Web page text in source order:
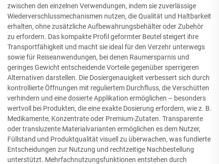
zwischen den einzelnen Verwendungen, indem sie zuverlässige
Wiederverschlussmechanismen nutzen, die Qualität und Haltbarkeit
erhalten, ohne zusätzliche Aufbewahrungsbehälter oder Zubehör
zu erfordern. Das kompakte Profil geformter Beutel steigert ihre
Transportfähigkeit und macht sie ideal für den Verzehr unterwegs
sowie für Reiseanwendungen, bei denen Raumersparnis und
geringes Gewicht entscheidende Vorteile gegenüber sperrigeren
Alternativen darstellen. Die Dosiergenauigkeit verbessert sich durch
kontrollierte Öffnungen mit reguliertem Durchfluss, die Verschütten
verhindern und eine dosierte Applikation ermöglichen – besonders
wertvoll bei Produkten, die eine exakte Dosierung erfordern, wie z. B.
Medikamente, Konzentrate oder Premium-Zutaten. Transparente
oder transluzente Materialvarianten ermöglichen es dem Nutzer,
Füllstand und Produktqualität visuell zu überwachen, was fundierte
Entscheidungen zur Nutzung und rechtzeitige Nachbestellung
unterstützt. Mehrfachnutzungsfunktionen entstehen durch